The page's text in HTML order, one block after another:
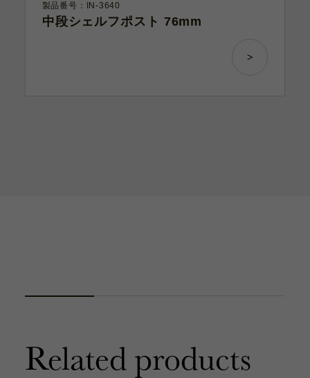
製品番号：IN-3640
中段シェルフポスト 76mm
Related products